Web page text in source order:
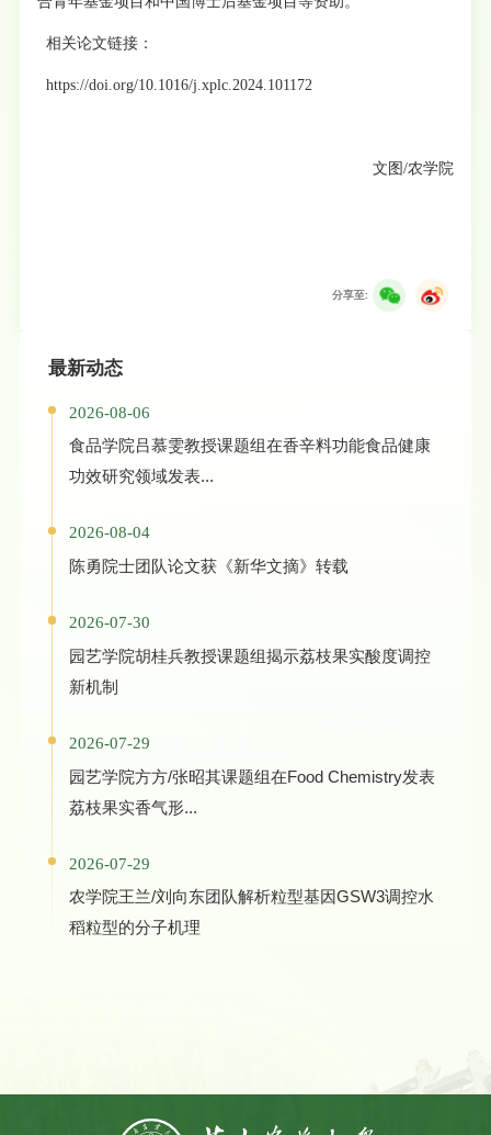
相关论文链接：
https://doi.org/10.1016/j.xplc.2024.101172
文图/农学院
分享至:
最新动态
2026-08-06
食品学院吕慕雯教授课题组在香辛料功能食品健康
功效研究领域发表...
2026-08-04
陈勇院士团队论文获《新华文摘》转载
2026-07-30
园艺学院胡桂兵教授课题组揭示荔枝果实酸度调控
新机制
2026-07-29
园艺学院方方/张昭其课题组在Food Chemistry发表
荔枝果实香气形...
2026-07-29
农学院王兰/刘向东团队解析粒型基因GSW3调控水
稻粒型的分子机理